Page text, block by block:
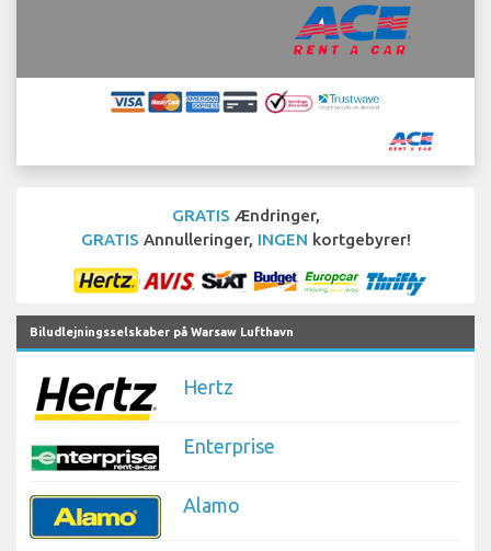
GRATIS Ændringer,
GRATIS Annulleringer, INGEN kortgebyrer!
Biludlejningsselskaber på Warsaw Lufthavn
Hertz
Enterprise
Alamo